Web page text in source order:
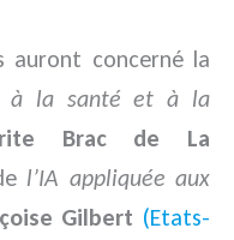
auront concerné la
à la santé et à la
Brac de La
l’IA appliquée aux
Gilbert (Etats-